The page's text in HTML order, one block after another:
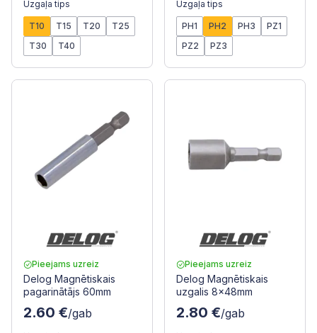
Uzgaļa tips
T10 T15 T20
T25
T30
T40
Uzgaļa tips
PH1 PH2 PH3
PZ1
PZ2
PZ3
Pieejams uzreiz
Delog Magnētiskais
pagarinātājs 60mm
2.60 €/gab
Pieejams uzreiz
Delog Magnētiskais
uzgalis 8x48mm
2.80 €/gab